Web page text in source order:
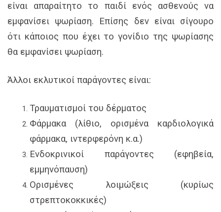
είναι απαραίτητο το παιδί ενός ασθενούς να
εμφανίσει ψωρίαση. Επίσης δεν είναι σίγουρο
ότι κάποιος που έχει το γονίδιο της ψωρίασης
θα εμφανίσει ψωρίαση.
Άλλοι εκλυτικοί παράγοντες είναι:
Τραυματισμοί του δέρματος
Φάρμακα (λίθιο, ορισμένα καρδιολογικά
φάρμακα, ιντερφερόνη κ.α.)
Ενδοκρινικοί παράγοντες (εφηβεία,
εμμηνόπαυση)
Ορισμένες λοιμώξεις (κυρίως
στρεπτοκοκκικές)